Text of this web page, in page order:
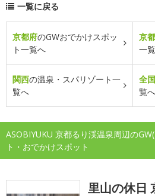
一覧に戻る
京都府のGWおでかけスポッ
ト一覧へ
京
一
関西の温泉・スパリゾート一
覧へ
全国
覧へ
ASOBIYUKU 京都るり渓温泉周辺の
ト・おでかけスポット
里山の休日